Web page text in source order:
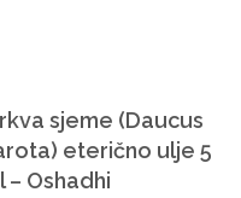
sjeme (Daucus
eterično ulje 5
– Oshadhi